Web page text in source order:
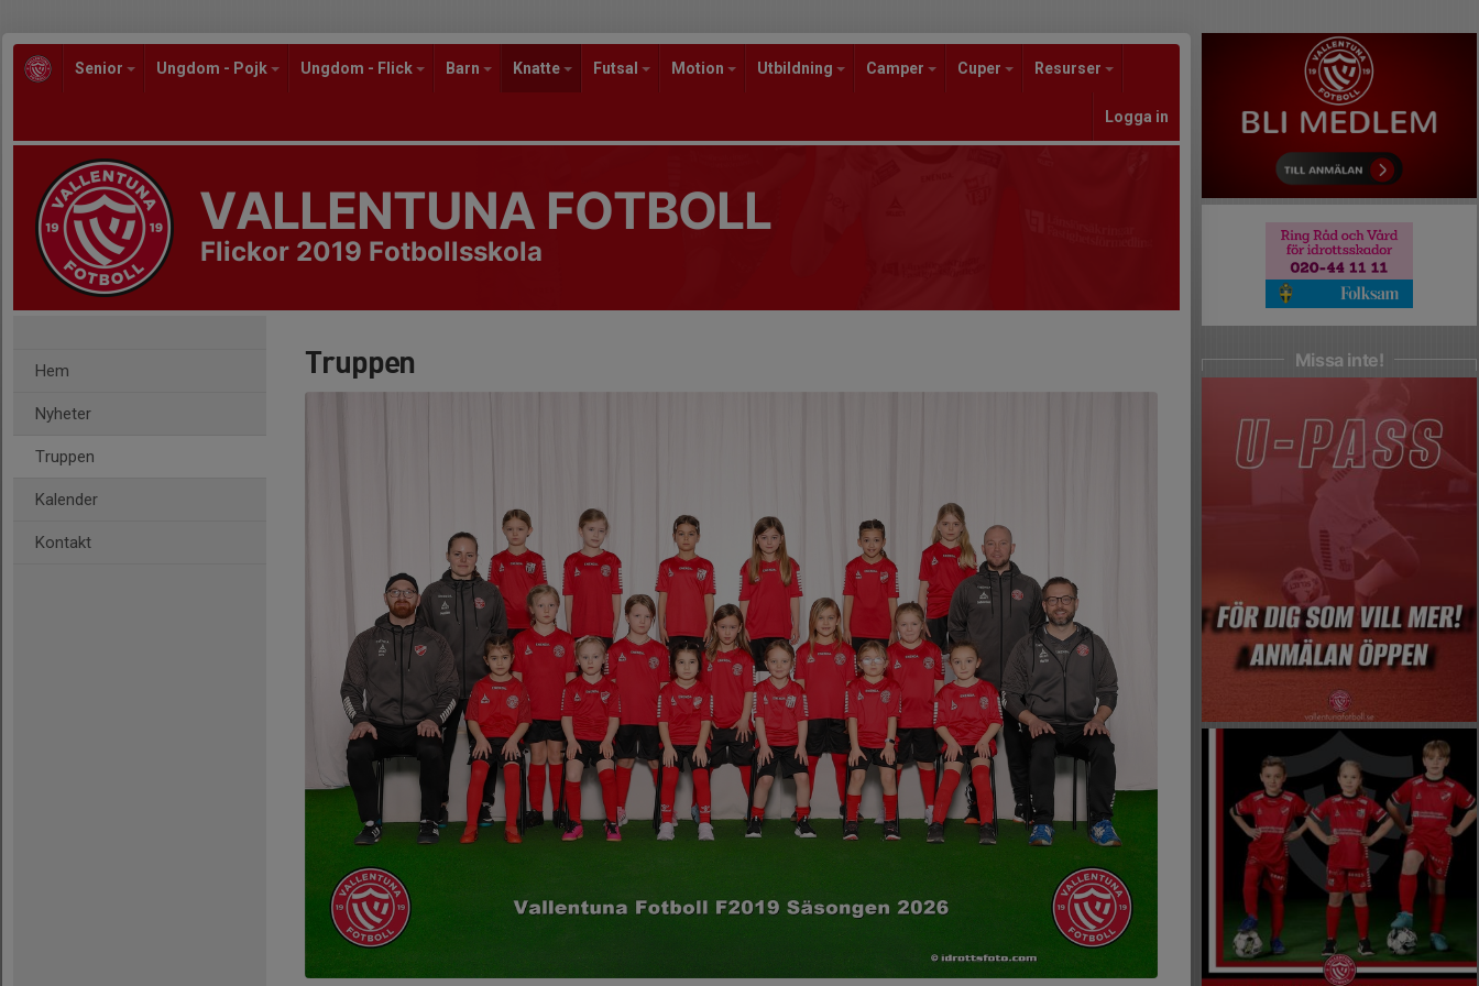
Senior Ungdom - Pojk Ungdom - Flick Barn Knatte Futsal Motion Utbildning Camper Cuper Resurser
Logga in
VALLENTUNA FOTBOLL
Flickor 2019 Fotbollsskola
Hem
Nyheter
Truppen
Kalender
Kontakt
Truppen Missa inte!